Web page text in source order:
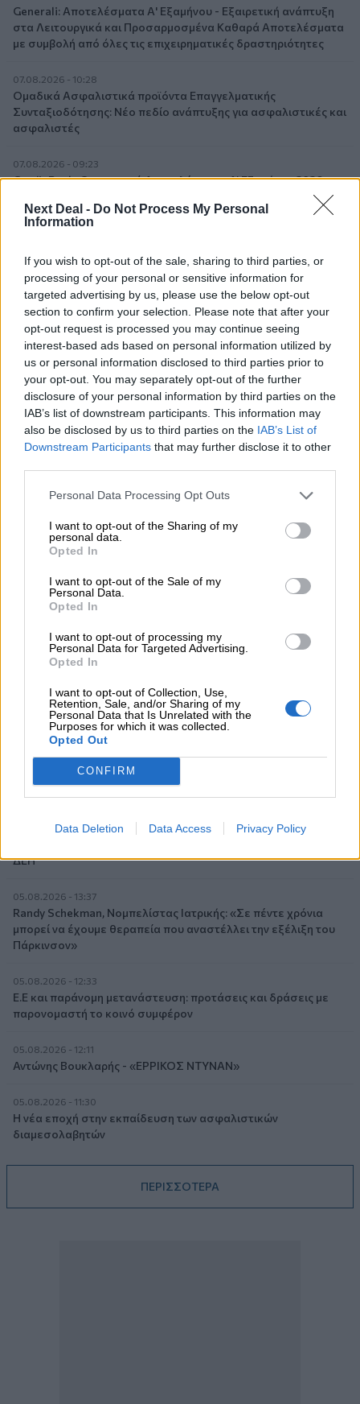
Next Deal - Do Not Process My Personal
Information
If you wish to opt-out of the sale, sharing to third parties, or
processing of your personal or sensitive information for
targeted advertising by us, please use the below opt-out
section to confirm your selection. Please note that after your
opt-out request is processed you may continue seeing
interest-based ads based on personal information utilized by
us or personal information disclosed to third parties prior to
your opt-out. You may separately opt-out of the further
disclosure of your personal information by third parties on the
IAB’s list of downstream participants. This information may
also be disclosed by us to third parties on the IAB’s List of
Downstream Participants that may further disclose it to other
Personal Data Processing Opt Outs
I want to opt-out of the Sharing of my
personal data.
Opted In
I want to opt-out of the Sale of my
Personal Data.
Opted In
I want to opt-out of processing my
Personal Data for Targeted Advertising.
Opted In
I want to opt-out of Collection, Use,
Retention, Sale, and/or Sharing of my
Personal Data that Is Unrelated with the
Purposes for which it was collected.
Opted Out
CONFIRM
Data Deletion Data Access Privacy Policy
Generali: Αποτελέσματα Α' Εξαμήνου - Εξαιρετική ανάπτυξη
στα Λειτουργικά και Προσαρμοσμένα Καθαρά Αποτελέσματα
με συμβολή από όλες τις επιχειρηματικές δραστηριότητες
07.08.2026 - 10:28
Ομαδικά Ασφαλιστικά προϊόντα Επαγγελματικής
Συνταξιοδότησης: Νέο πεδίο ανάπτυξης για ασφαλιστικές και
ασφαλιστές
07.08.2026 - 09:23
CrediaBank: Οικονομικά Αποτελέσματα A’ Εξαμήνου 2026 -
κερδοφορίας των τραπεζών, η δυναμική επιστροφή της
Metlen, μεγαλώνει ταχύτατα η CrediaBank
06.08.2026 - 22:39
10.000 φορές η διεθνής επιστημονική κοινότητα παρέπεμψε
στο έργο του – Ποιος είναι ο Έλληνας χειρουργός Χρήστος
Κοντοβουνήσιος
06.08.2026 - 14:55
Μιχάλης Τάτσης, Insurance & Healthcare Analyst, διευθυντής
Επιχειρηματικής Ανάπτυξης Ομίλου HHG
06.08.2026 - 13:30
Διαμεσολαβητής στον πελάτη κλάδου υγείας;
06.08.2026 - 12:22
Kavita Patel - PhARMA Innovation Forum: Ένα στα πέντε
06.08.2026 - 11:37
ζητούν οι έμποροι από την Κυβέρνηση
Ευρώπη: Μπορεί η κλιματική αλλαγή να οδηγήσει σε
ενεργειακή κρίση;
06.08.2026 - 09:15
Στέλιος Λιανός – INTERAMERICAN / Αθηναϊκή Γενική Κλινική
06.08.2026 - 08:40
ελληνικές τράπεζες «πρωταθλήτριες» στα δάνεια, νέο deal
ΔΕΗ
05.08.2026 - 13:37
Randy Schekman, Νομπελίστας Ιατρικής: «Σε πέντε χρόνια
μπορεί να έχουμε θεραπεία που αναστέλλει την εξέλιξη του
Πάρκινσον»
05.08.2026 - 12:33
Ε.Ε και παράνομη μετανάστευση: προτάσεις και δράσεις με
παρονομαστή το κοινό συμφέρον
05.08.2026 - 12:11
Αντώνης Βουκλαρής - «ΕΡΡΙΚΟΣ ΝΤΥΝΑΝ»
05.08.2026 - 11:30
Η νέα εποχή στην εκπαίδευση των ασφαλιστικών
διαμεσολαβητών
ΠΕΡΙΣΣΟΤΕΡΑ